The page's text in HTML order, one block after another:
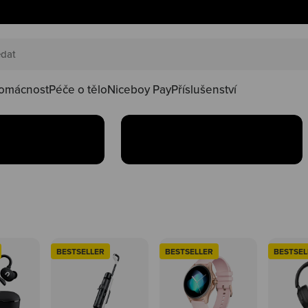
Péče o těloNiceboy PayPříslušenství
happy
ve
Oblíbené produkty teď
Koupit
BESTSELLER BESTSELLER